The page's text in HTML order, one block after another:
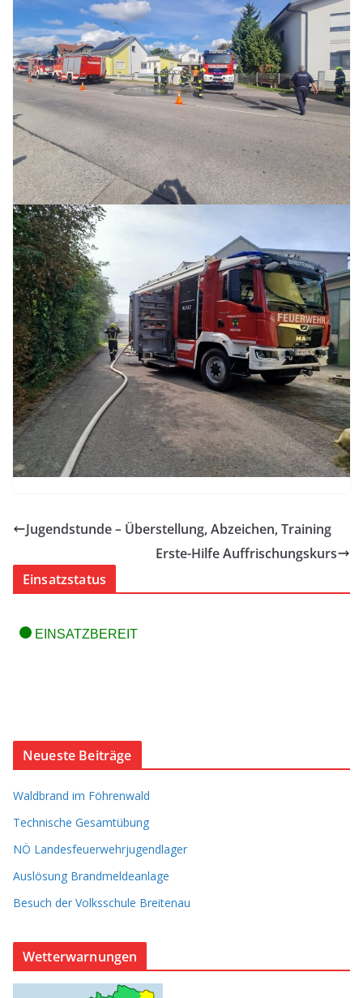
Jugendstunde – Überstellung, Abzeichen, Training
Erste-Hilfe Auffrischungskurs
Einsatzstatus
Neueste Beiträge
Waldbrand im Föhrenwald
Technische Gesamtübung
NÖ Landesfeuerwehrjugendlager
Auslösung Brandmeldeanlage
Besuch der Volksschule Breitenau
Wetterwarnungen